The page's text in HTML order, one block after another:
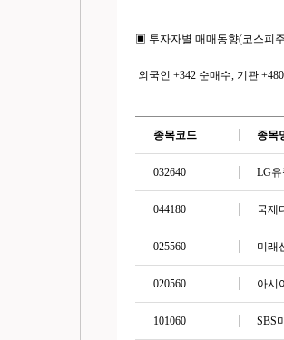
▣ 투자자별 매매동향(코스피
외국인 +342 순매수, 기관
종목코드 종목
032640 LG
044180 국제
025560 미래
020560 아시
101060 SBS